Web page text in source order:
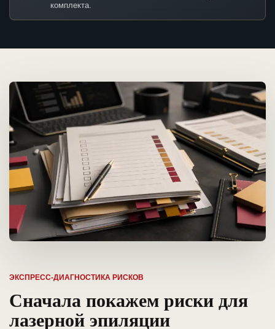
комплекта.
ЭКСПРЕСС-ДИАГНОСТИКА РИСКОВ
Сначала покажем риски для
лазерной эпиляции